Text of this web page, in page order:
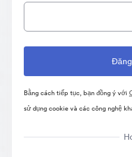
Bằng cách tiếp tục, bạn đồng ý với
sử dụng cookie và các công nghệ